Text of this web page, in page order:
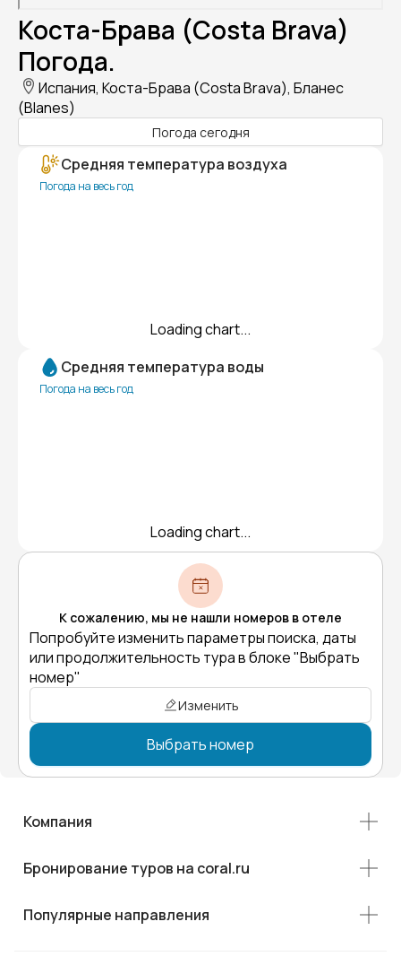
Коста-Брава (Costa Brava)
Погода.
Испания, Коста-Брава (Costa Brava), Бланес
(Blanes)
Погода сегодня
Средняя температура воздуха
Погода на весь год
Loading chart...
Средняя температура воды
Погода на весь год
Loading chart...
К сожалению, мы не нашли номеров в отеле
Попробуйте изменить параметры поиска, даты
или продолжительность тура в блоке "Выбрать
номер"
Изменить
Выбрать номер
Компания
Бронирование туров на coral.ru
Популярные направления